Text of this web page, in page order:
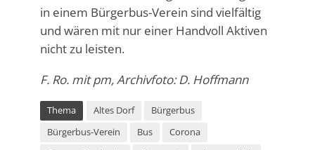
in einem Bürgerbus-Verein sind vielfältig
und wären mit nur einer Handvoll Aktiven
nicht zu leisten.
F. Ro. mit pm, Archivfoto: D. Hoffmann
Thema Altes Dorf
Bürgerbus
Bürgerbus-Verein
Bus
Corona